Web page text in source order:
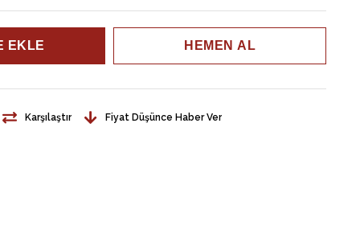
Karşılaştır Fiyat Düşünce Haber Ver